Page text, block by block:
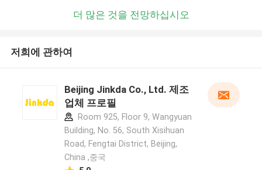
더 많은 것을 전망하십시오
저희에 관하여
Beijing Jinkda Co., Ltd. 제조
업체 프로필
Room 925, Floor 9, Wangyuan
Building, No. 56, South Xisihuan
Road, Fengtai District, Beijing,
China ,중국